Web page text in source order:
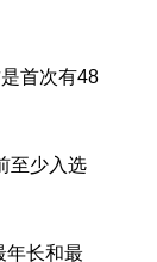
首次有48
至少入选
年长和最